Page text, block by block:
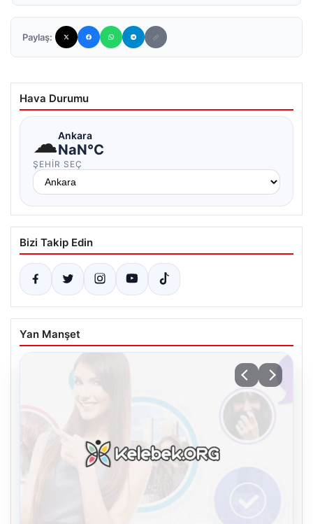
Paylaş:
Hava Durumu
☁Ankara
NaN°C
ŞEHIR SEÇ
Bizi Takip Edin
Yan Manşet